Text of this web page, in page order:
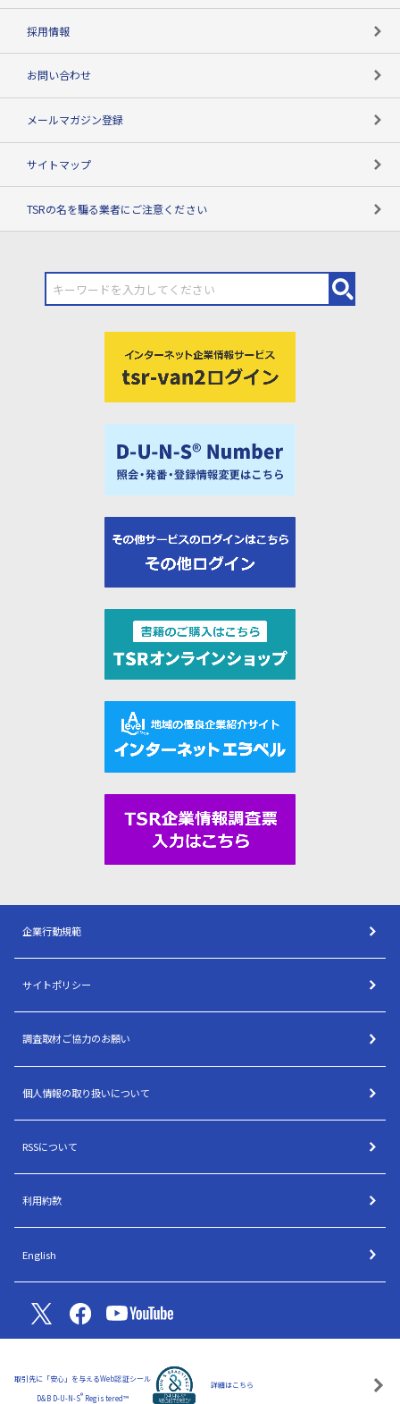
採用情報
お問い合わせ
メールマガジン登録
サイトマップ
TSRの名を騙る業者にご注意ください
企業行動規範
サイトポリシー
調査取材ご協力のお願い
個人情報の取り扱いについて
RSSについて
利用約款
English
取引先に「安心」を与えるWeb認証シール
D&B D-U-N-S® Registered™
詳細はこちら